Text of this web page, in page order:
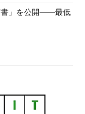
書」を公開――最低